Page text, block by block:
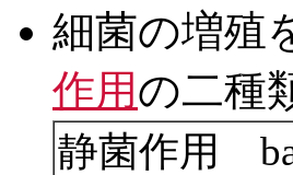
細菌の増殖
作用の二種
静菌作用